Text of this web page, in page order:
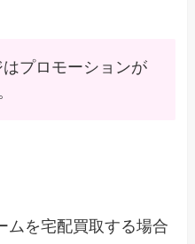
はプロモーションが
ムを宅配買取する場合